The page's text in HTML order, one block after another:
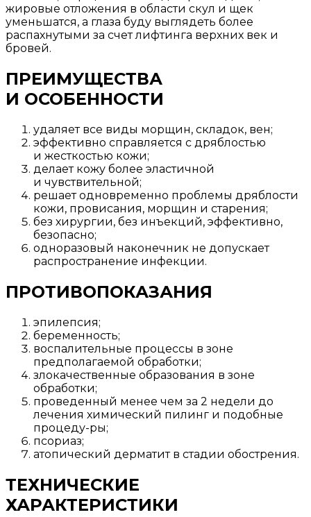
жировые отложения в области скул и щек
уменьшатся, а глаза буду выглядеть более
распахнутыми за счет лифтинга верхних век и
бровей.
ПРЕИМУЩЕСТВА
И ОСОБЕННОСТИ
удаляет все виды морщин, складок, вен;
эффективно справляется с дряблостью
и жесткостью кожи;
делает кожу более эластичной
и чувствительной;
решает одновременно проблемы дряблости
кожи, провисания, морщин и старения;
без хирургии, без инъекций, эффективно,
безопасно;
одноразовый наконечник не допускает
распространение инфекции.
ПРОТИВОПОКАЗАНИЯ
эпилепсия;
беременность;
воспалительные процессы в зоне
предполагаемой обработки;
злокачественные образования в зоне
обработки;
проведенный менее чем за 2 недели до
лечения химический пилинг и подобные
процеду-ры;
псориаз;
атопический дерматит в стадии обострения.
ТЕХНИЧЕСКИЕ
ХАРАКТЕРИСТИКИ